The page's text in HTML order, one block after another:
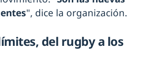
", dice la organización.
del rugby a los